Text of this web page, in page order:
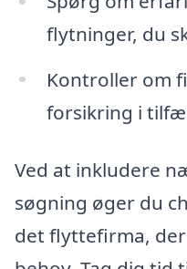
flytninger, du
Kontroller om
forsikring i
Ved at inkludere
søgning øger du
det flyttefirma,